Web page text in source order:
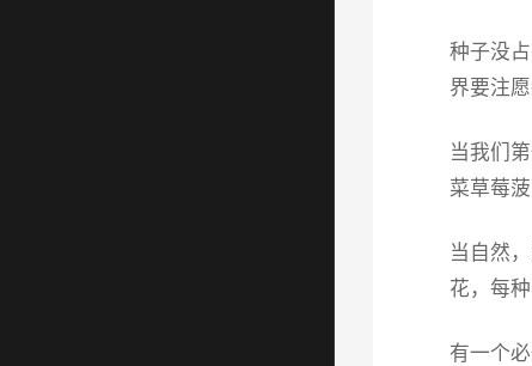
种子没
界要注
当我们
菜草莓
当自然
花，每种
有一个